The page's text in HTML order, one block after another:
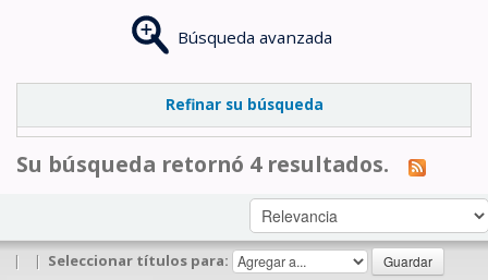
Búsqueda avanzada
Refinar su búsqueda
Su búsqueda retornó 4 resultados.
| | Seleccionar títulos para: